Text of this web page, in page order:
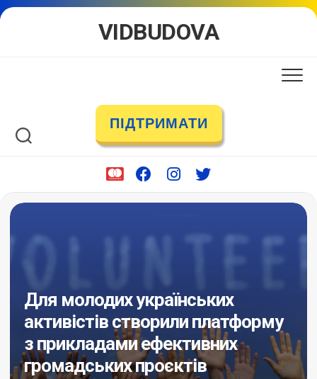
Skip
VIDBUDOVA
ПІДТРИМАТИ
Для молодих українських
активістів створили платформу
з прикладами ефективних
громадських проєктів